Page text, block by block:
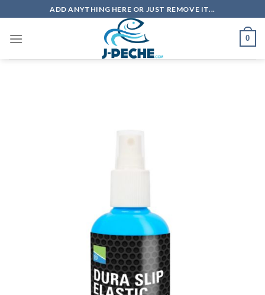
to
content
ADD ANYTHING HERE OR JUST REMOVE IT...
0